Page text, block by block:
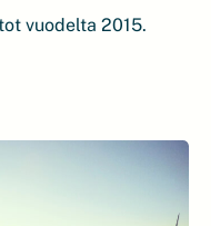
vuodelta 2015.